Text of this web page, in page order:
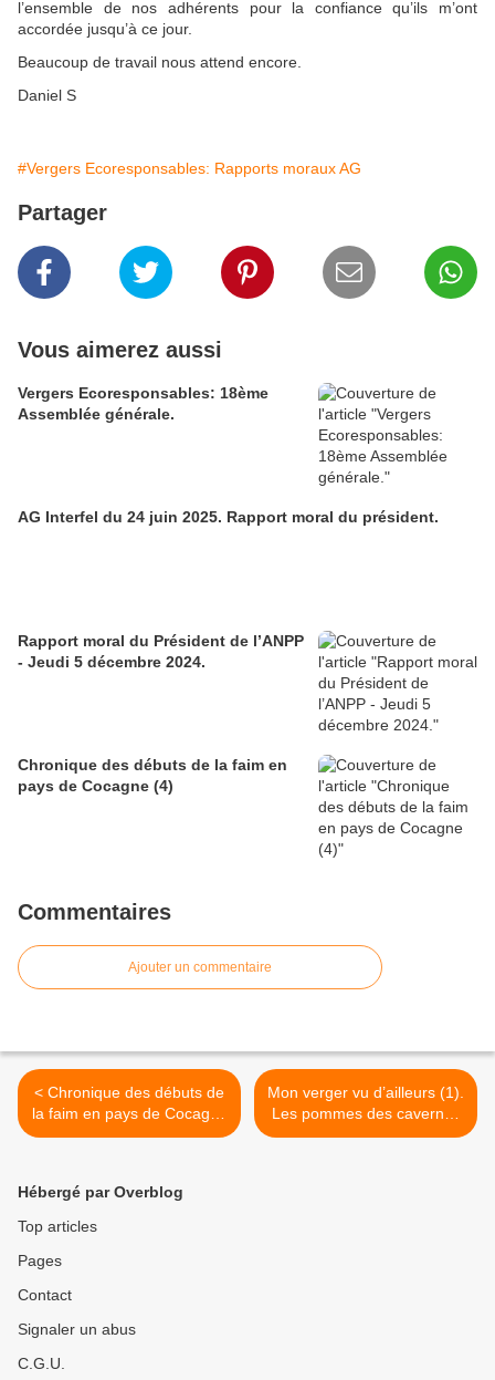
l’ensemble de nos adhérents pour la confiance qu’ils m’ont
accordée jusqu’à ce jour.
Beaucoup de travail nous attend encore.
Daniel S
#Vergers Ecoresponsables: Rapports moraux AG
Partager
Vous aimerez aussi
Vergers Ecoresponsables: 18ème
Assemblée générale.
AG Interfel du 24 juin 2025. Rapport moral du président.
Rapport moral du Président de l’ANPP
- Jeudi 5 décembre 2024.
Chronique des débuts de la faim en
pays de Cocagne (4)
Commentaires
Ajouter un commentaire
< Chronique des débuts de
la faim en pays de Cocagne
(5). Bis repetita placent :
douloureux annoncé.
Mon verger vu d’ailleurs (1).
Les pommes des cavernes
du Val Di Non. >
Hébergé par Overblog
Top articles
Pages
Contact
Signaler un abus
C.G.U.